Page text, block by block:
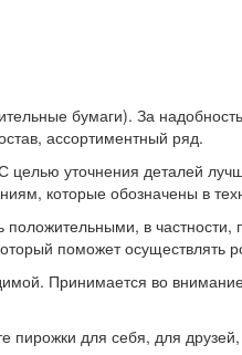
бумаги). За
ассортиментный ряд.
уточнения деталей
которые обозначены в
в
поможет осуществлять
Принимается во
для себя, для